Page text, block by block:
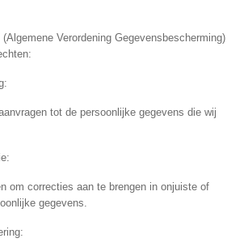
Verordening Gegevensbescherming)
tot de persoonlijke gegevens die wij
om correcties aan te brengen in onjuiste of
gegevens.